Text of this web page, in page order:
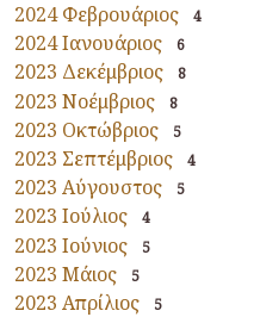
2024 Φεβρουάριος 4
2024 Ιανουάριος 6
2023 Δεκέμβριος 8
2023 Νοέμβριος 8
2023 Οκτώβριος 5
2023 Σεπτέμβριος 4
2023 Αύγουστος 5
2023 Ιούλιος 4
2023 Ιούνιος 5
2023 Μάιος 5
2023 Απρίλιος 5